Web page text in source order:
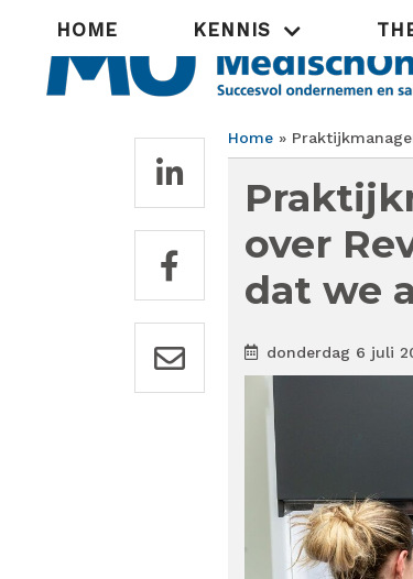
Hoofdnavigatie
HOME KENNIS
Home
over
dat we
donderdag 6 juli